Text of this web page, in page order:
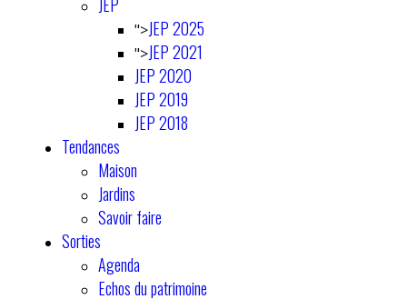
">JEP 2025
">JEP 2021
JEP 2020
JEP 2019
JEP 2018
Tendances
Maison
Jardins
Savoir faire
Sorties
Agenda
Echos du patrimoine